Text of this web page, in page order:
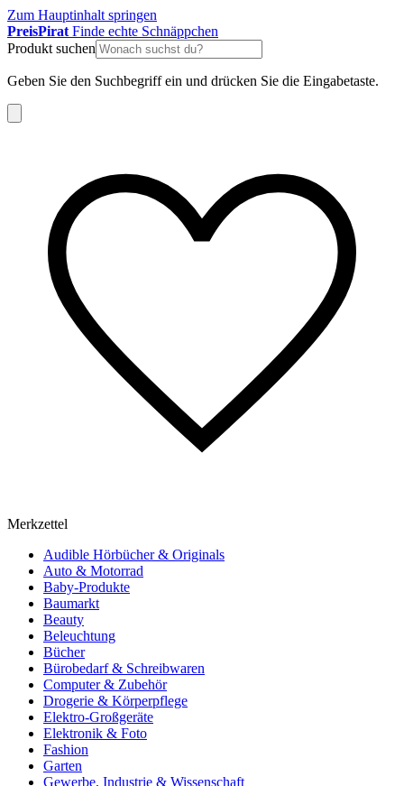
Zum Hauptinhalt springen
PreisPirat Finde echte Schnäppchen
Produkt suchen
Geben Sie den Suchbegriff ein und drücken Sie die Eingabetaste.
Merkzettel
Audible Hörbücher & Originals
Auto & Motorrad
Baby-Produkte
Baumarkt
Beauty
Beleuchtung
Bücher
Bürobedarf & Schreibwaren
Computer & Zubehör
Drogerie & Körperpflege
Elektro-Großgeräte
Elektronik & Foto
Fashion
Garten
Gewerbe, Industrie & Wissenschaft